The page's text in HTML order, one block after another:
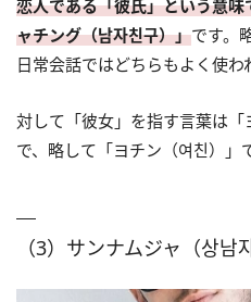
恋人である「彼氏」という意
ャチング（남자친구）」です。
日常会話ではどちらもよく使わ
対して「彼女」を指す言葉は「
で、略して「ヨチン（여친）」
（3）サンナムジャ（상남자